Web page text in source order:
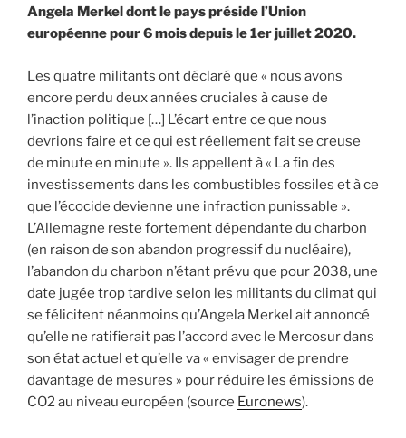
Angela Merkel dont le pays préside l’Union
européenne pour 6 mois depuis le 1er juillet 2020.
Les quatre militants ont déclaré que « nous avons
encore perdu deux années cruciales à cause de
l’inaction politique […] L’écart entre ce que nous
devrions faire et ce qui est réellement fait se creuse
de minute en minute ». Ils appellent à « La fin des
investissements dans les combustibles fossiles et à ce
que l’écocide devienne une infraction punissable ».
L’Allemagne reste fortement dépendante du charbon
(en raison de son abandon progressif du nucléaire),
l’abandon du charbon n’étant prévu que pour 2038, une
date jugée trop tardive selon les militants du climat qui
se félicitent néanmoins qu’Angela Merkel ait annoncé
qu’elle ne ratifierait pas l’accord avec le Mercosur dans
son état actuel et qu’elle va « envisager de prendre
davantage de mesures » pour réduire les émissions de
CO2 au niveau européen (source Euronews).